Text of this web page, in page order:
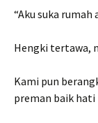
“Aku suka rumah
Hengki tertawa,
Kami pun
preman baik hati